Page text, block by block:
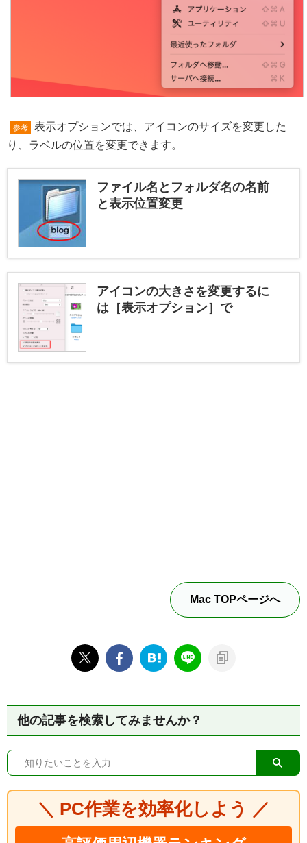
参考
表示オプションでは、アイコンのサイズを変更した
り、ラベルの位置を変更できます。
ファイル名とフォルダ名の名前
と表示位置変更
アイコンの大きさを変更するに
は［表示オプション］で
Mac TOPページへ
他の記事を検索してみませんか？
＼ PC作業を効率化しよう ／